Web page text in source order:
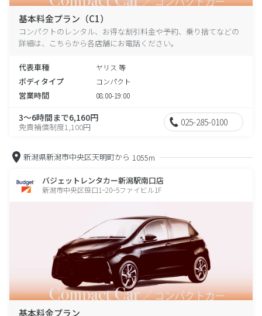
基本料金プラン（C1）
コンパクトのレンタル、お得な割引料金や予約、乗り捨てなどの
詳細は、こちらから各店舗にお電話ください。
代表車種 ヤリス 等
ボディタイプ コンパクト
営業時間 08:00-19:00
3～6時間まで6,160円
免責補償制度1,100円 025-285-0100
新潟県新潟市中央区天明町から 1055m
バジェットレンタカー新潟駅南口店
新潟市中央区笹口1−20−5ファイビル1F
基本料金プラン